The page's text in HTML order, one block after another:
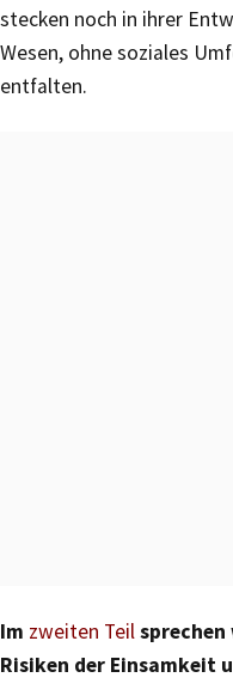
stecken noch in ihrer
Wesen, ohne soziales
entfalten.
Im zweiten Teil
Risiken der Einsamkeit